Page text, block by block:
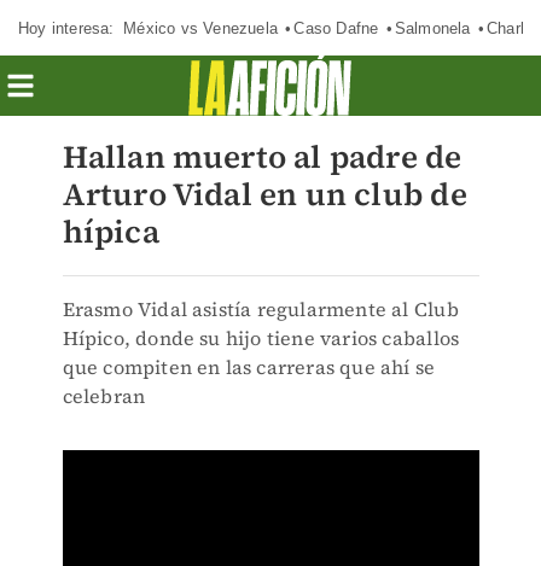
Hoy interesa: México vs Venezuela Caso Dafne Salmonela
Hallan muerto al padre de
Arturo Vidal en un club de
hípica
Erasmo Vidal asistía regularmente al Club
Hípico, donde su hijo tiene varios caballos
que compiten en las carreras que ahí se
celebran